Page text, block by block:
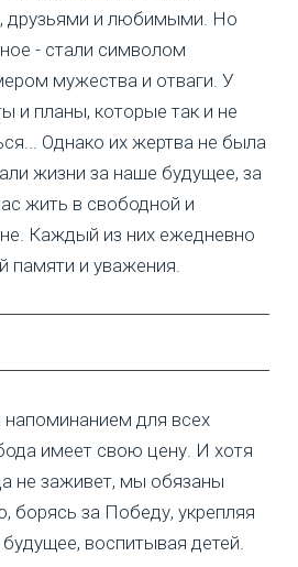
друзьями и любимыми. Но
- стали символом
мужества и отваги. У
и планы, которые так и не
Однако их жертва не была
жизни за наше будущее, за
жить в свободной и
Каждый из них ежедневно
памяти и уважения.
напоминанием для всех
имеет свою цену. И хотя
не заживет, мы обязаны
борясь за Победу, укрепляя
воспитывая детей.